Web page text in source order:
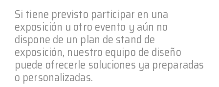
Si tiene previsto participar en una
exposición u otro evento y aún no
dispone de un plan de stand de
exposición, nuestro equipo de diseño
puede ofrecerle soluciones ya preparadas
o personalizadas.